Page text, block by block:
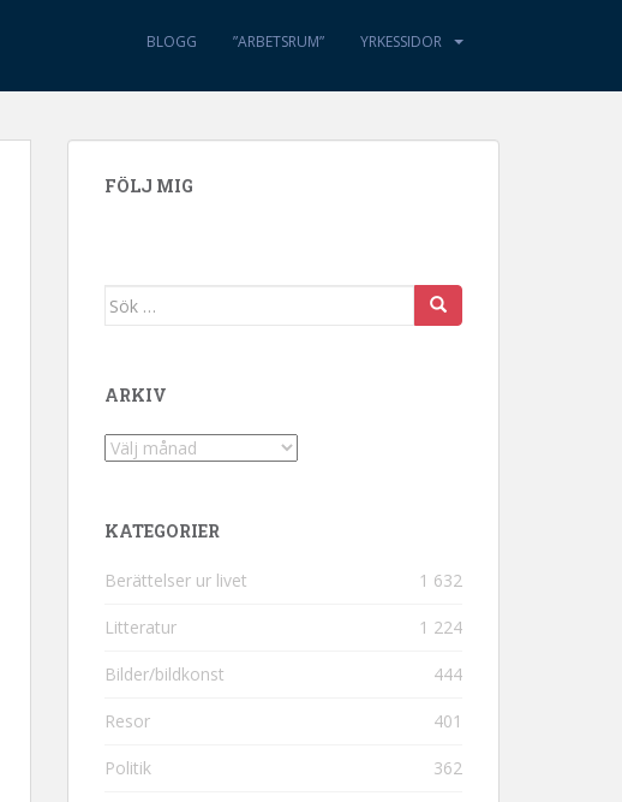
BLOGG ”ARBETSRUM” YRKESSIDOR
FÖLJ MIG
Sök efter:
ARKIV
Arkiv
KATEGORIER
Berättelser ur livet 1 632
Litteratur 1 224
Bilder/bildkonst 444
Resor 401
Politik 362